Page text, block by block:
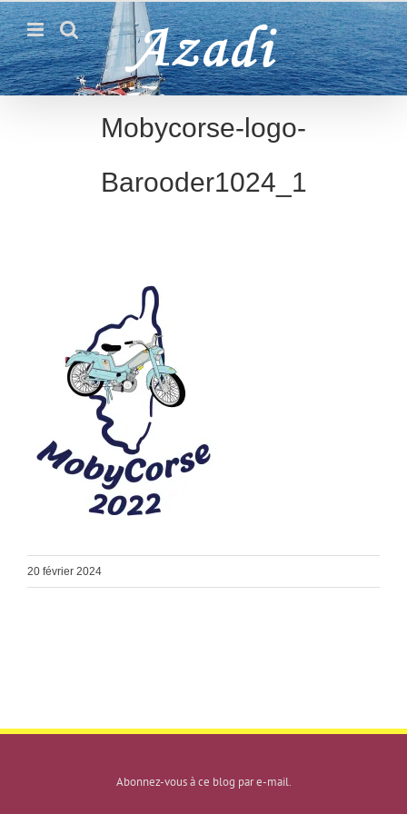
Passer
au
contenu
Mobycorse-logo-
Barooder1024_1
20 février 2024
Abonnez-vous à ce blog par e-mail.